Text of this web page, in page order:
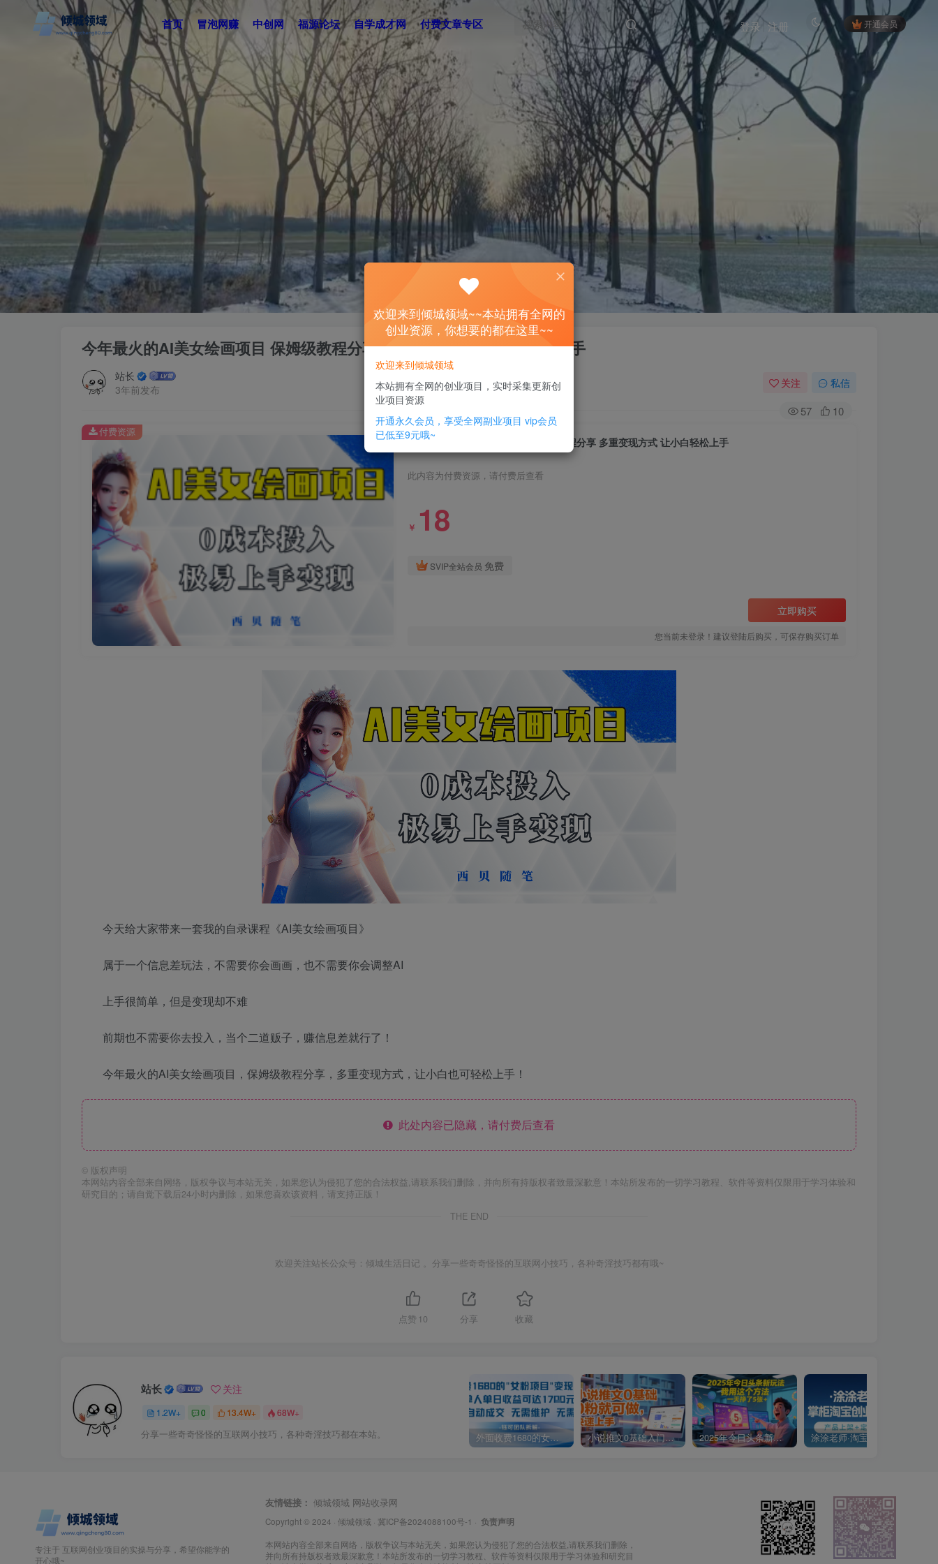
首页 冒泡网赚 中创网 福源论坛 自学成才网 付费文章专区 开通会员
登录 注册
今年最火的AI美女绘画项目 保姆级教程分享 多重变现方式 让小白轻松上手
站长
3年前发布
关注 私信
57 10
今年最火的AI美女绘画项目 保姆级教程分享 多重变现方式 让小白轻松上手
此内容为付费资源，请付费后查看
￥ 18
SVIP全站会员 免费
立即购买
您当前未登录！建议登陆后购买，可保存购买订单
付费资源
今天给大家带来一套我的自录课程《AI美女绘画项目》
属于一个信息差玩法，不需要你会画画，也不需要你会调整AI
上手很简单，但是变现却不难
前期也不需要你去投入，当个二道贩子，赚信息差就行了！
今年最火的AI美女绘画项目，保姆级教程分享，多重变现方式，让小白也可轻松上手！
此处内容已隐藏，请付费后查看
© 版权声明
本网站内容全部来自网络，版权争议与本站无关，如果您认为侵犯了您的合法权益,请联系我们删除，并向所有持版权者致最深歉意！本站所发布的一切学习教程、软件等资料仅限用于学习体验和
研究目的；请自觉下载后24小时内删除，如果您喜欢该资料，请支持正版！
THE END
欢迎关注站长公众号：倾城生活日记 。分享一些奇奇怪怪的互联网小技巧，各种奇淫技巧都有哦~
点赞 10 分享 收藏
站长 关注
1.2W+ 0 13.4W+ 68W+
分享一些奇奇怪怪的互联网小技巧，各种奇淫技巧都在本站。 外面收费1680的女粉项目变现，单人单日收益可达1.7k，全自动成交无需维护 小说推文0基础入门教程，0粉就可做，快速上手 2025年今日头条新玩法，我用这个方法，一天挣了5张+
专注于 互联网创业项目的实操与分享，希望你能学的
开心哦~
友情链接： 倾城领域 网站收录网
Copyright © 2024 · 倾城领域 · 冀ICP备2024088100号-1 · 负责声明
本网站内容全部来自网络，版权争议与本站无关，如果您认为侵犯了您的合法权益,请联系我们删除，
并向所有持版权者致最深歉意！本站所发布的一切学习教程、软件等资料仅限用于学习体验和研究目
欢迎来到倾城领域~~本站拥有全网的
创业资源，你想要的都在这里~~
欢迎来到倾城领域
本站拥有全网的创业项目，实时采集更新创
业项目资源
开通永久会员，享受全网副业项目 vip会员
已低至9元哦~